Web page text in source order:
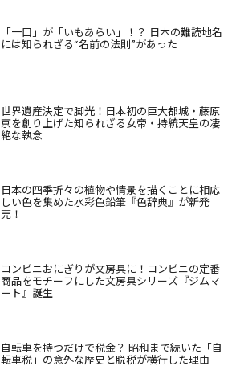
「一口」が「いもあらい」！？ 日本の難読地名
には知られざる“名前の法則”があった
世界遺産決定で脚光！日本初の巨大都城・藤原
京を創り上げた知られざる女帝・持統天皇の凄
絶な執念
日本の四季折々の植物や情景を描くことに相応
しい色を集めた水彩色鉛筆『色辞典』が新発
売！
コンビニおにぎりが文房具に！コンビニの定番
商品をモチーフにした文房具シリーズ『ジムマ
ート』誕生
自転車を持つだけで税金？ 昭和まで続いた「自
転車税」の意外な歴史と脱税が横行した理由